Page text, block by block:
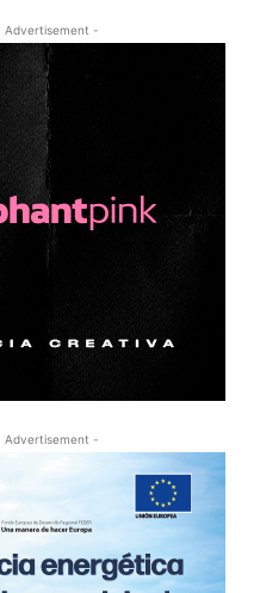
Advertisement -
Advertisement -